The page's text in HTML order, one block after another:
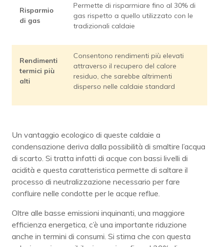
Risparmio
di gas
Permette di risparmiare fino al 30% di
gas rispetto a quello utilizzato con le
tradizionali caldaie
Rendimenti
termici più
alti
Consentono rendimenti più elevati
attraverso il recupero del calore
residuo, che sarebbe altrimenti
disperso nelle caldaie standard
Un vantaggio ecologico di queste caldaie a
condensazione deriva dalla possibilità di smaltire l’acqua
di scarto. Si tratta infatti di acque con bassi livelli di
acidità e questa caratteristica permette di saltare il
processo di neutralizzazione necessario per fare
confluire nelle condotte per le acque reflue.
Oltre alle basse emissioni inquinanti, una maggiore
efficienza energetica, c’è una importante riduzione
anche in termini di consumi. Si stima che con questa